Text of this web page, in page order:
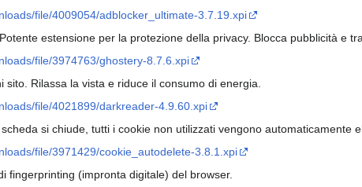
file/4009054/adblocker_ultimate-3.7.19.xpi
estensione per la protezione della privacy. Blocca pubblicità e
file/3974763/ghostery-8.7.6.xpi
sito. Rilassa la vista e riduce il consumo di energia.
file/4021899/darkreader-4.9.60.xpi
si chiude, tutti i cookie non utilizzati vengono automaticamente
file/3971429/cookie_autodelete-3.8.1.xpi
fingerprinting (impronta digitale) del browser.